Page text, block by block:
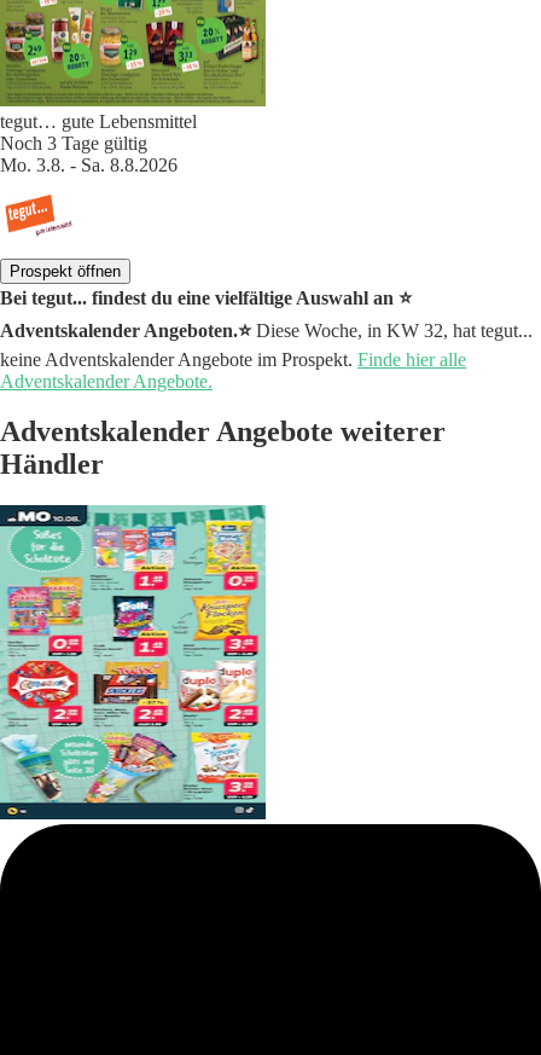
tegut… gute Lebensmittel
Noch 3 Tage gültig
Mo. 3.8. - Sa. 8.8.2026
Prospekt öffnen
Bei tegut... findest du eine vielfältige Auswahl an ⭐️
Adventskalender Angeboten.⭐️Diese Woche, in KW 32, hat tegut...
keine Adventskalender Angebote im Prospekt. Finde hier alle
Adventskalender Angebote.
Adventskalender Angebote weiterer
Händler